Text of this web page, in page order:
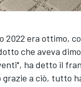
2022 era ottimo,
che aveva
ha detto il
grazie a ciò, tutto